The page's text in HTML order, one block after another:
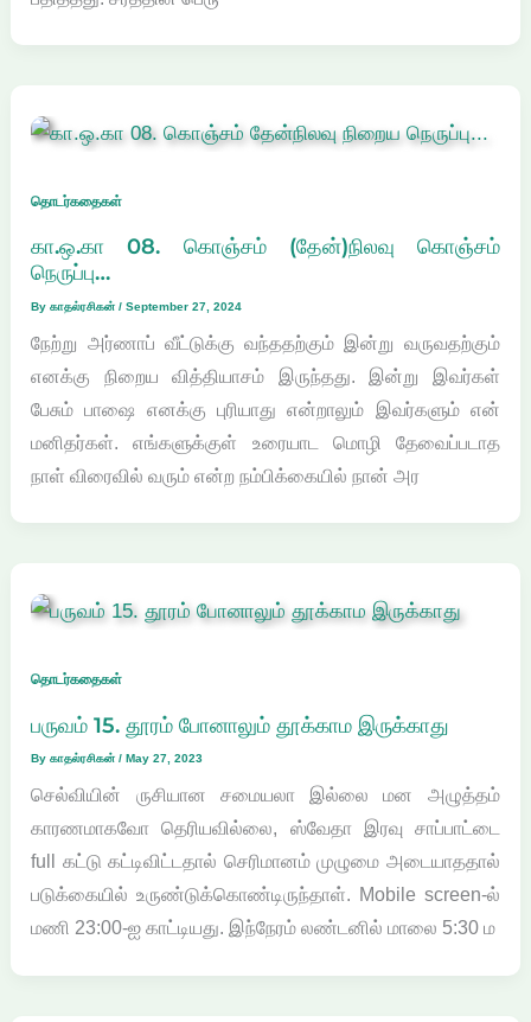
தொடர்கதைகள்
கா.ஒ.கா 08. கொஞ்சம் (தேன்)நிலவு கொஞ்சம்
நெருப்பு…
Byகாதல்ரசிகன்/September 27, 2024
நேற்று அர்ணாப் வீட்டுக்கு வந்ததற்கும் இன்று வருவதற்கும்
எனக்கு நிறைய வித்தியாசம் இருந்தது. இன்று இவர்கள்
பேசும் பாஷை எனக்கு புரியாது என்றாலும் இவர்களும் என்
மனிதர்கள். எங்களுக்குள் உரையாட மொழி தேவைப்படாத
நாள் விரைவில் வரும் என்ற நம்பிக்கையில் நான் அர
தொடர்கதைகள்
பருவம் 15. தூரம் போனாலும் தூக்காம இருக்காது
Byகாதல்ரசிகன்/May 27, 2023
செல்வியின் ருசியான சமையலா இல்லை மன அழுத்தம்
காரணமாகவோ தெரியவில்லை, ஸ்வேதா இரவு சாப்பாட்டை
full கட்டு கட்டிவிட்டதால் செரிமானம் முழுமை அடையாததால்
படுக்கையில் உருண்டுக்கொண்டிருந்தாள். Mobile screen-ல்
மணி 23:00-ஐ காட்டியது. இந்நேரம் லண்டனில் மாலை 5:30 ம